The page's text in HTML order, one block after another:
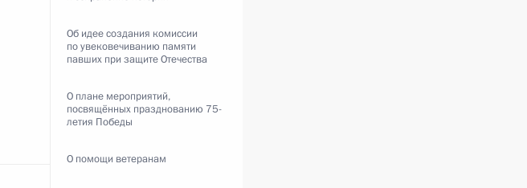
Об идее создания комиссии
по увековечиванию памяти
павших при защите Отечества
О плане мероприятий,
посвящённых празднованию 75-
летия Победы
О помощи ветеранам